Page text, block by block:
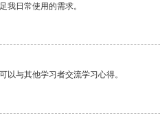
我日常使用的需求。
以与其他学习者交流学习心得。